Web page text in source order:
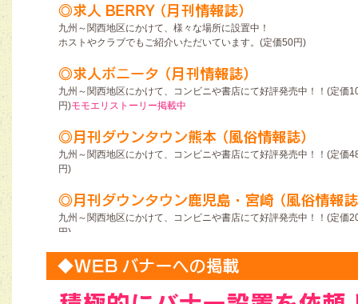
九州～関西地区にかけて、様々な場所に設置中！
ホストやクラブでもご紹介いただいています。(定価50円)
九州～関西地区にかけて、コンビニや書店にて好評発売中！！(定価
円)モモエリストーリー掲載中
九州～関西地区にかけて、コンビニや書店にて好評発売中！！(定価
円)
九州～関西地区にかけて、コンビニや書店にて好評発売中！！(定価
円)